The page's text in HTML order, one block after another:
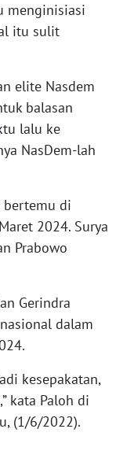
menginisiasi
itu sulit
elite Nasdem
balasan
lalu ke
NasDem-lah
bertemu di
2024. Surya
Prabowo
Gerindra
dalam
kesepakatan,
kata Paloh di
(1/6/2022).